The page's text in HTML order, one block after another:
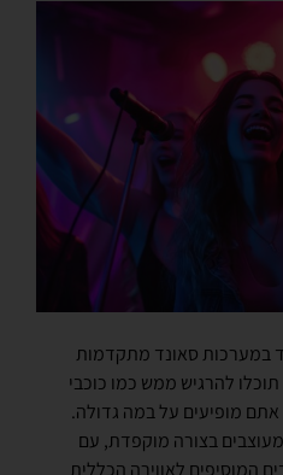
במערכות סאונד מתקדמות
להרגיש ממש כמו כוכבי
אתם מופיעים על במה גדולה.
בצורה מוקפדת, עם
המוסיפים לאווירה הכללית